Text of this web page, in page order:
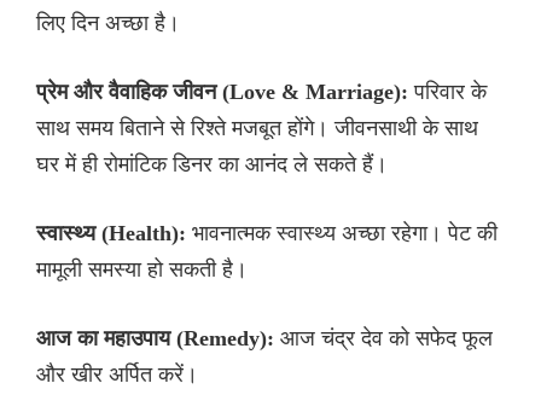
लिए दिन अच्छा है।
प्रेम और वैवाहिक जीवन (Love & Marriage): परिवार के
साथ समय बिताने से रिश्ते मजबूत होंगे। जीवनसाथी के साथ
घर में ही रोमांटिक डिनर का आनंद ले सकते हैं।
स्वास्थ्य (Health): भावनात्मक स्वास्थ्य अच्छा रहेगा। पेट की
मामूली समस्या हो सकती है।
आज का महाउपाय (Remedy): आज चंद्र देव को सफेद फूल
और खीर अर्पित करें।